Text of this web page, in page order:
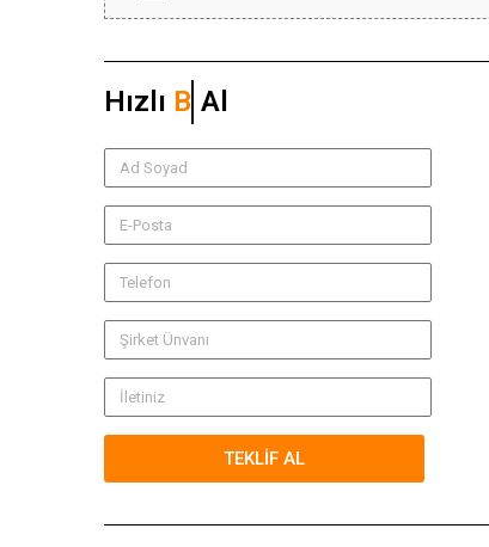
Hızlı Teklif
TEKLİF AL